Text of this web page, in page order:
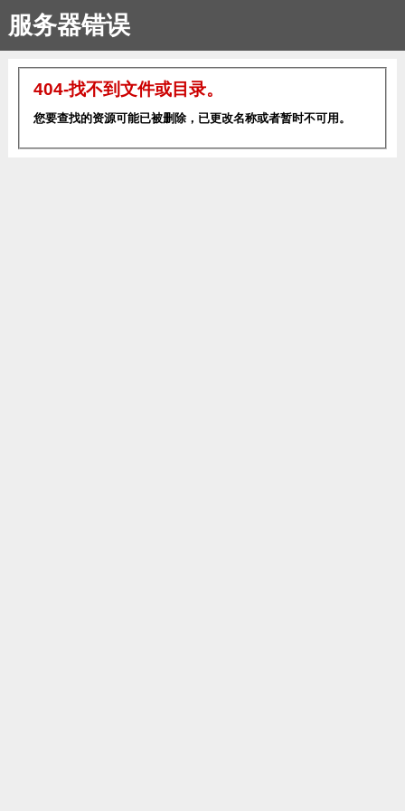
服务器错误
404-找不到文件或目录。
您要查找的资源可能已被删除，已更改名称或者暂时不可用。